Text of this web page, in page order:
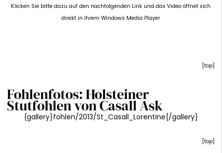
Klicken Sie bitte dazu auf den nachfolgenden Link und das Video öffnet sich
direkt in Ihrem Windows Media Player
[top]
Fohlenfotos: Holsteiner
Stutfohlen von Casall Ask
{gallery}fohlen/2013/St_Casall_Lorentine{/gallery}
[top]